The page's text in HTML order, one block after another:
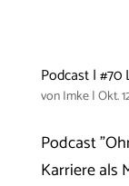
Podcast | #70
vonImke|Okt.
Podcast
Karriere als